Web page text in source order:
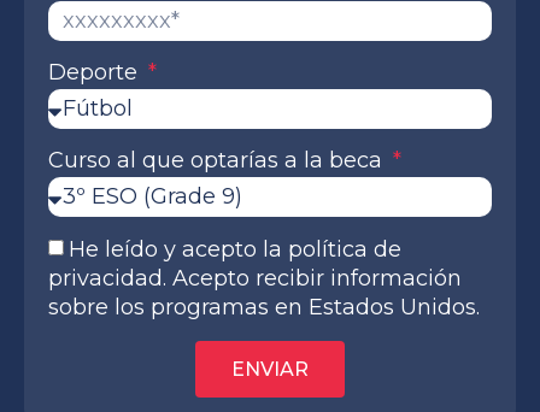
Deporte
Curso al que optarías a la beca
He leído y acepto la política de
privacidad. Acepto recibir información
sobre los programas en Estados Unidos.
ENVIAR